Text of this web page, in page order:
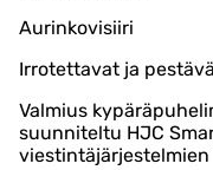
Aurinkovisiiri
Irrotettavat ja
Valmius
suunniteltu HJC